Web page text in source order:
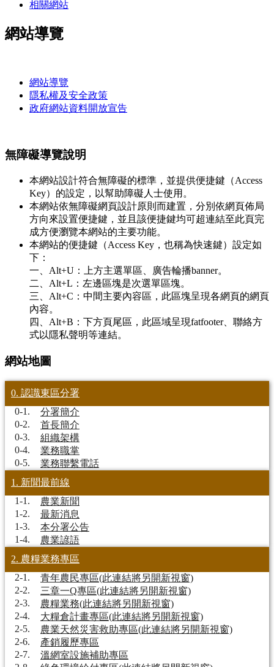
相關網站
網站導覽
網站導覽
隱私權及安全政策
政府網站資料開放宣告
無障礙導覽說明
本網站設計符合無障礙的標準，並提供便捷鍵（Access
Key）的設定，以幫助障礙人士使用。
本網站依無障礙網頁設計原則而建置，分別依網頁佈局
方向來設置便捷鍵，並且該便捷鍵均可超連結至此頁完
成方便瀏覽本網站的主要功能。
本網站的便捷鍵（Access Key，也稱為快速鍵）設定如
下：
一、Alt+U：上方主選單區、廣告輪播banner。
二、Alt+L：左邊區塊是次選單區塊。
三、Alt+C：中間主要內容區，此區塊呈現各網頁的網頁
內容。
四、Alt+B：下方頁尾區，此區域呈現fatfooter、聯絡方
式以隱私聲明等連結。
網站地圖
0. 認識東區分署
0-1.
分署簡介
0-2.
首長簡介
0-3.
組織架構
0-4.
業務職掌
0-5.
業務聯繫電話
1. 新聞最前線
1-1.
農業新聞
1-2.
最新消息
1-3.
本分署公告
1-4.
農業諺語
2. 農糧業務專區
2-1.
青年農民專區(此連結將另開新視窗)
2-2.
三章一Q專區(此連結將另開新視窗)
2-3.
農糧業務(此連結將另開新視窗)
2-4.
大糧倉計畫專區(此連結將另開新視窗)
2-5.
農業天然災害救助專區(此連結將另開新視窗)
2-6.
產銷履歷專區
2-7.
溫網室設施補助專區